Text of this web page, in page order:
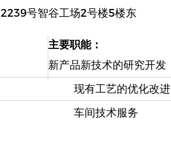
号智谷工场2号楼5楼东
主要职能：
新产品新技术的研究开发
现有工艺的优化改进
车间技术服务